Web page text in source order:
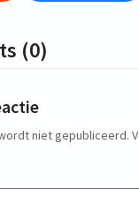
(0)
niet gepubliceerd.